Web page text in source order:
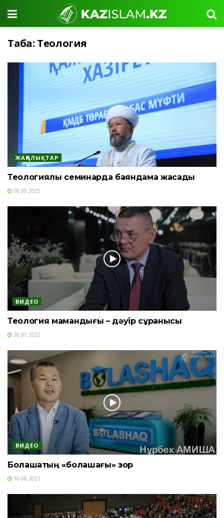
Таңба: Теология
ЖАҢАЛЫҚТАР
Теологиялық семинарда баяндама жасады
08.09.2025
ВИДЕО
Теология мамандығы – дәуір сұранысы
26.01.2022
ВИДЕО
Болашақтың «болашағы» зор
10.08.2021